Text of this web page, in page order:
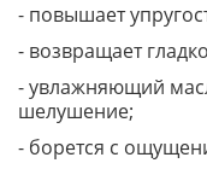
- повышает
- возвращает
- увлажняющий
шелушение;
- борется с